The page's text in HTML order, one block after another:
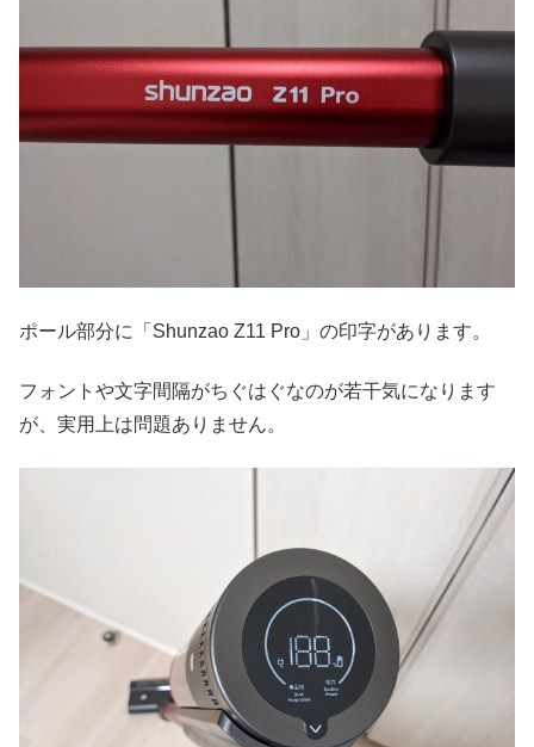
ポール部分に「Shunzao Z11 Pro」の印字があります。
フォントや文字間隔がちぐはぐなのが若干気になります
が、実用上は問題ありません。